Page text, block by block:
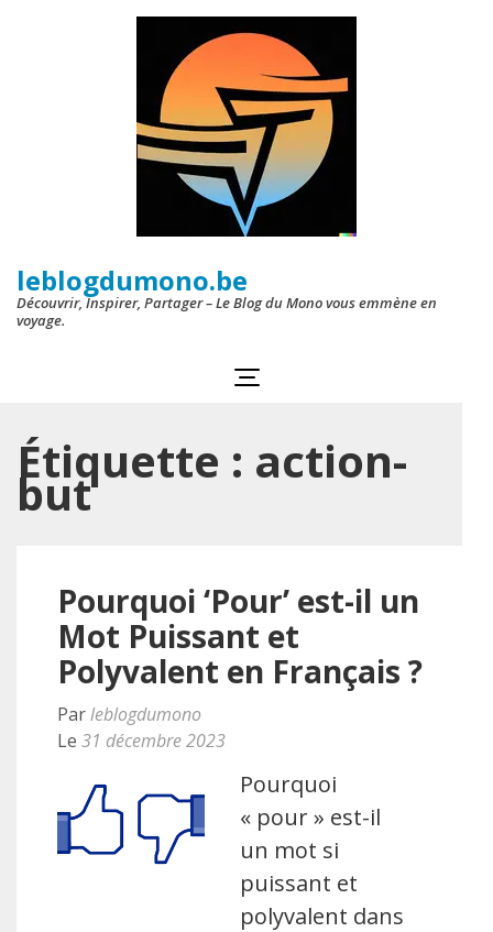
leblogdumono.be
Découvrir, Inspirer, Partager – Le Blog du Mono vous emmène en
voyage.
Étiquette : action-
but
Pourquoi ‘Pour’ est-il un
Mot Puissant et
Polyvalent en Français ?
Parleblogdumono
Le 31 décembre 2023
Pourquoi
« pour » est-il
un mot si
puissant et
polyvalent dans